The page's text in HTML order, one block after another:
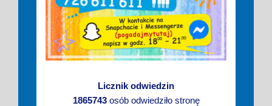
Licznik odwiedzin
1865743osób odwiedziło stronę